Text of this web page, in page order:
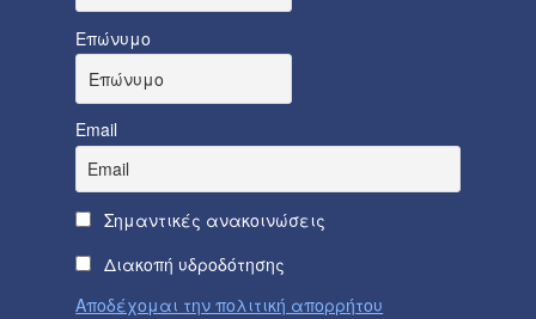
Επώνυμο
Email
Σημαντικές ανακοινώσεις
Διακοπή υδροδότησης
Αποδέχομαι την πολιτική απορρήτου